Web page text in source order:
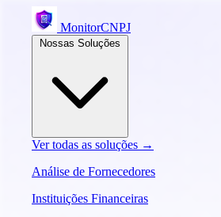
MonitorCNPJ
Ver todas as soluções →
Análise de Fornecedores
Instituições Financeiras